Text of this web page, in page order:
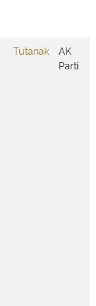
Tutanak
AK
Parti